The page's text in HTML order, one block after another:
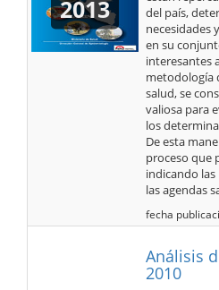
2013
del país,
necesidades
en su
interesantes
metodología
salud, se
valiosa para
los
De esta
proceso que
indicando
las agendas
fecha
Análisis
2010